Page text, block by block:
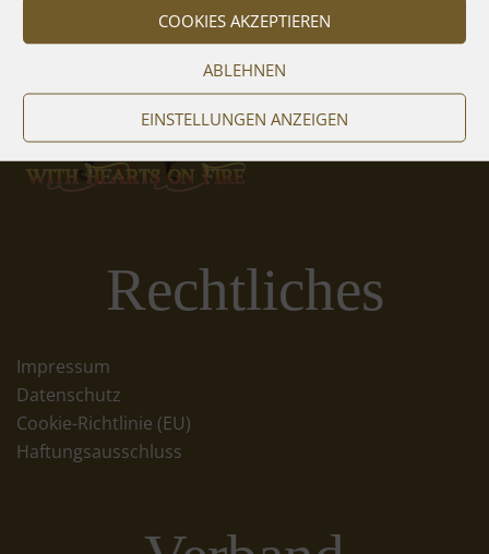
COOKIES AKZEPTIEREN
ABLEHNEN
EINSTELLUNGEN ANZEIGEN
Rechtliches
Impressum
Datenschutz
Cookie-Richtlinie (EU)
Haftungsausschluss